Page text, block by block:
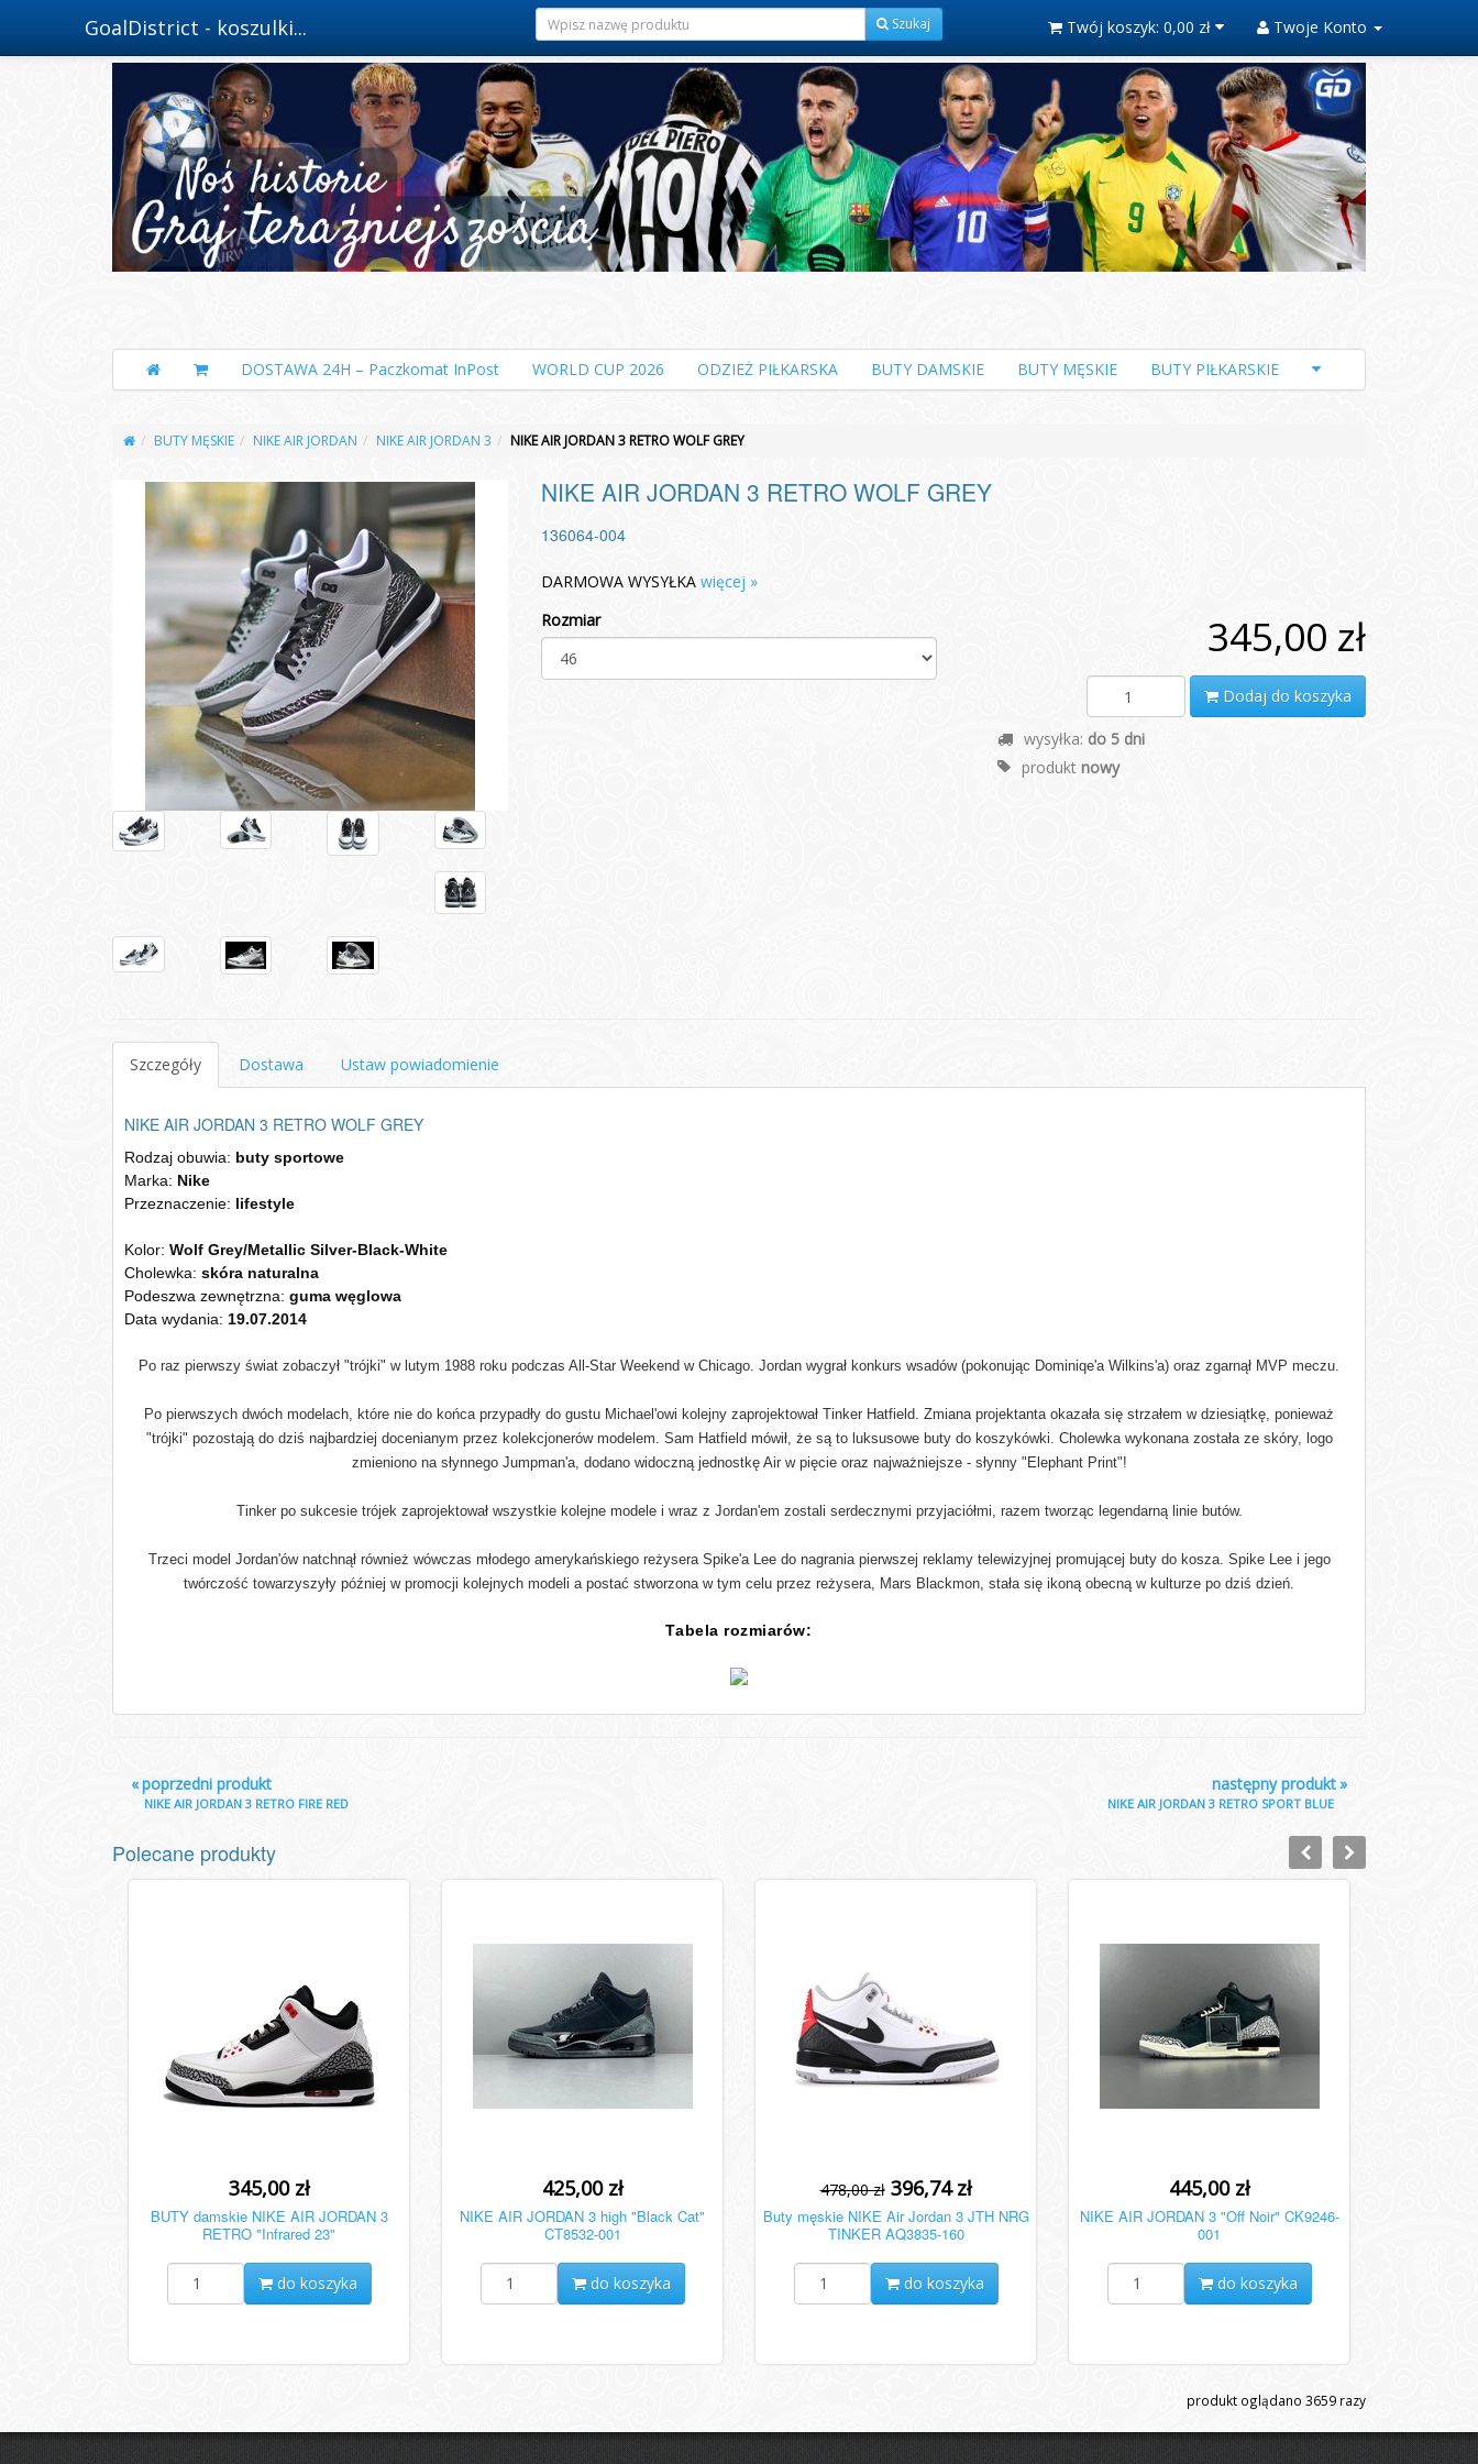
GoalDistrict - koszulki... Szukaj Twój koszyk: 0,00 zł Twoje Konto
DOSTAWA 24H – Paczkomat InPost WORLD CUP 2026 ODZIEŻ PIŁKARSKA BUTY DAMSKIE BUTY MĘSKIE BUTY PIŁKARSKIE
BUTY MĘSKIE NIKE AIR JORDAN NIKE AIR JORDAN 3 NIKE AIR JORDAN 3 RETRO WOLF GREY
NIKE AIR JORDAN 3 RETRO WOLF GREY
136064-004
DARMOWA WYSYŁKA więcej »
Rozmiar
345,00 zł
Dodaj do koszyka
wysyłka:
do 5 dni
produkt nowy
Szczegóły Dostawa Ustaw powiadomienie
NIKE AIR JORDAN 3 RETRO WOLF GREY
Rodzaj obuwia: buty sportowe
Marka: Nike
Przeznaczenie: lifestyle
Kolor: Wolf Grey/Metallic Silver-Black-White
Cholewka: skóra naturalna
Podeszwa zewnętrzna: guma węglowa
Data wydania: 19.07.2014
Po raz pierwszy świat zobaczył "trójki" w lutym 1988 roku podczas All-Star Weekend w Chicago. Jordan wygrał konkurs wsadów (pokonując Dominiqe'a Wilkins'a) oraz zgarnął MVP meczu.
Po pierwszych dwóch modelach, które nie do końca przypadły do gustu Michael'owi kolejny zaprojektował Tinker Hatfield. Zmiana projektanta okazała się strzałem w dziesiątkę, ponieważ
"trójki" pozostają do dziś najbardziej docenianym przez kolekcjonerów modelem. Sam Hatfield mówił, że są to luksusowe buty do koszykówki. Cholewka wykonana została ze skóry, logo
zmieniono na słynnego Jumpman'a, dodano widoczną jednostkę Air w pięcie oraz najważniejsze - słynny "Elephant Print"!
Tinker po sukcesie trójek zaprojektował wszystkie kolejne modele i wraz z Jordan'em zostali serdecznymi przyjaciółmi, razem tworząc legendarną linie butów.
Trzeci model Jordan'ów natchnął również wówczas młodego amerykańskiego reżysera Spike'a Lee do nagrania pierwszej reklamy telewizyjnej promującej buty do kosza. Spike Lee i jego
twórczość towarzyszyły później w promocji kolejnych modeli a postać stworzona w tym celu przez reżysera, Mars Blackmon, stała się ikoną obecną w kulturze po dziś dzień.
Tabela rozmiarów:
«poprzedni produkt
NIKE AIR JORDAN 3 RETRO FIRE RED
»
następny produkt
NIKE AIR JORDAN 3 RETRO SPORT BLUE
Polecane produkty
345,00 zł
BUTY damskie NIKE AIR JORDAN 3
RETRO "Infrared 23"
do koszyka
425,00 zł
NIKE AIR JORDAN 3 high "Black Cat"
CT8532-001
do koszyka
478,00 zł 396,74 zł
Buty męskie NIKE Air Jordan 3 JTH NRG
TINKER AQ3835-160
do koszyka
445,00 zł
NIKE AIR JORDAN 3 "Off Noir" CK9246-
001
do koszyka
produkt oglądano 3659 razy